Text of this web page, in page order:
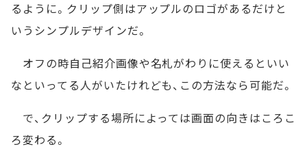
るように。クリップ側はアップルのロゴがあるだけと
いうシンプルデザインだ。
オフの時自己紹介画像や名札がわりに使えるといい
なといってる人がいたけれども、この方法なら可能だ。
で、クリップする場所によっては画面の向きはころこ
ろ変わる。